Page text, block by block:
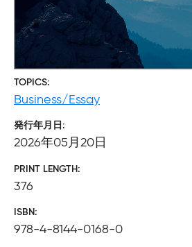
TOPICS
Business/Essay
発行年月日
2026年05月20日
PRINT LENGTH
376
ISBN
978-4-8144-0168-0